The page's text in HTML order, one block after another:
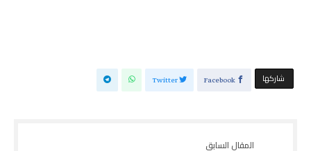
‫‫ شاركها‬ Facebook
Twitter